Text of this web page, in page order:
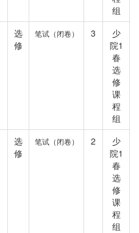
组
选
修
笔试（闭卷） 3
少
院1
春
选
修
课
程
组
选
修
笔试（闭卷） 2
少
院1
春
选
修
课
程
组